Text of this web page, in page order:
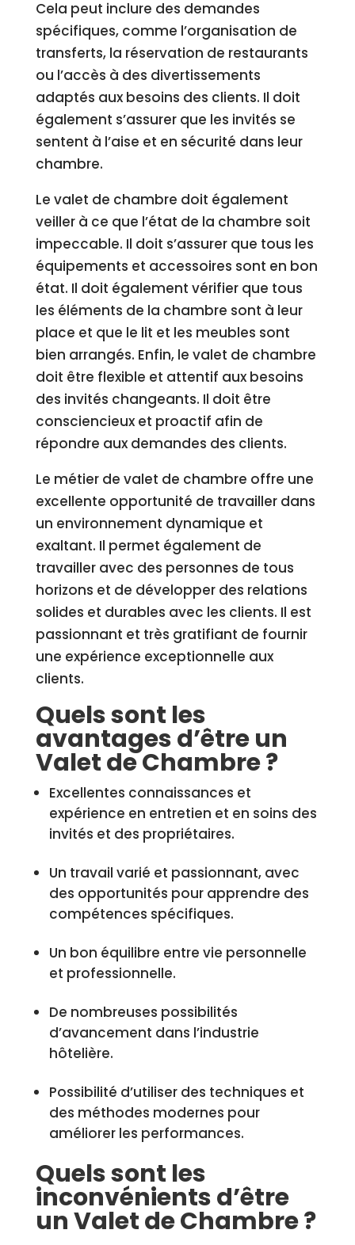
Cela peut inclure des demandes
spécifiques, comme l’organisation de
transferts, la réservation de restaurants
ou l’accès à des divertissements
adaptés aux besoins des clients. Il doit
également s’assurer que les invités se
sentent à l’aise et en sécurité dans leur
chambre.
Le valet de chambre doit également
veiller à ce que l’état de la chambre soit
impeccable. Il doit s’assurer que tous les
équipements et accessoires sont en bon
état. Il doit également vérifier que tous
les éléments de la chambre sont à leur
place et que le lit et les meubles sont
bien arrangés. Enfin, le valet de chambre
doit être flexible et attentif aux besoins
des invités changeants. Il doit être
consciencieux et proactif afin de
répondre aux demandes des clients.
Le métier de valet de chambre offre une
excellente opportunité de travailler dans
un environnement dynamique et
exaltant. Il permet également de
travailler avec des personnes de tous
horizons et de développer des relations
solides et durables avec les clients. Il est
passionnant et très gratifiant de fournir
une expérience exceptionnelle aux
clients.
Quels sont les
avantages d’être un
Valet de Chambre ?
Excellentes connaissances et
expérience en entretien et en soins des
invités et des propriétaires.
Un travail varié et passionnant, avec
des opportunités pour apprendre des
compétences spécifiques.
Un bon équilibre entre vie personnelle
et professionnelle.
De nombreuses possibilités
d’avancement dans l’industrie
hôtelière.
Possibilité d’utiliser des techniques et
des méthodes modernes pour
améliorer les performances.
Quels sont les
inconvénients d’être
un Valet de Chambre ?